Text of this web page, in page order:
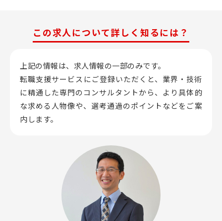
この求人について詳しく知るには？
上記の情報は、求人情報の一部のみです。
転職支援サービスにご登録いただくと、業界・技術
に精通した専門のコンサルタントから、 より具体的
な求める人物像や、選考通過のポイントなどをご案
内します。